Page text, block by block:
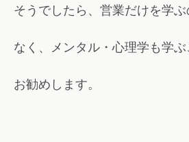
そうでしたら、営業だけを学ぶ
なく、メンタル・心理学も学ぶ
お勧めします。